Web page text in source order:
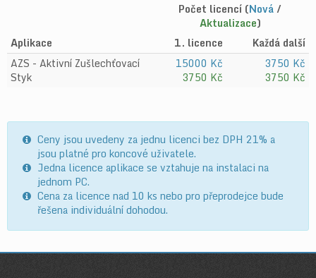
Počet licencí (Nová /
Aktualizace)
Aplikace
1. licence
Každá další
AZS - Aktivní Zušlechťovací
Styk
15000 Kč
3750 Kč
3750 Kč
3750 Kč
Ceny jsou uvedeny za jednu licenci bez DPH 21% a
jsou platné pro koncové uživatele.
Jedna licence aplikace se vztahuje na instalaci na
jednom PC.
Cena za licence nad 10 ks nebo pro přeprodejce bude
řešena individuální dohodou.